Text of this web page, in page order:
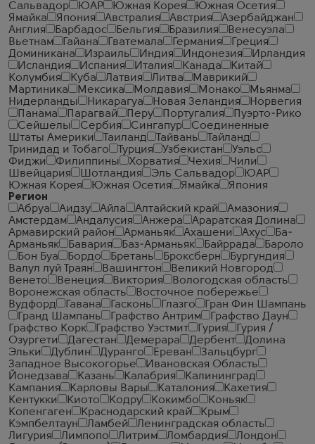
Сальвадор
ЮАР Южная Корея
Южная Осетия
Ямайка
Япония Австралия Австрия
Азербайджан
Англия
Барбадос Бельгия Бразилия
Венесуэла
Вьетнам
Гайана Гватемала Германия
Греция
Доминикана
Израиль Индия Индонезия
Ирландия
Исландия
Испания Италия Канада
Китай
Колумбия
Куба Латвия Литва
Маврикий
Мартиника
Мексика Молдавия Монако
Мьянма
Нидерланды
Никарагуа Новая Зеландия
Норвегия
Панама
Парагвай Перу Португалия
Пуэрто-Рико
Сейшелы
Сербия Сингапур
Соединенные
Штаты Америки
Таиланд Тайвань
Тайланд
Тринидад и Тобаго
Турция Узбекистан
Уэльс
Фиджи
Филиппины Хорватия Чехия
Чили
Швейцария
Шотландия Эль Сальвадор
ЮАР
Южная Корея
Южная Осетия Ямайка
Япония
Регион
Абруа
Аидзу Айла Алтайский край
Амазония
Амстердам
Андалусия Анжера
Араратская Долина
Армавирский район
Арманьяк Ахашени Ахус
Ба-
Арманьяк
Бавария Баз-Арманьяк Байррада
Бароло
Бон Буа
Бордо Бретань Броксберн
Бургундия
Валул луй Траян
Вашингтон
Великий Новгород
Венето
Венеция Виктория
Вологодская область
Воронежская область
Восточное побережье
Вудфорд
Гавана Гасконь Глазго
Гран Фин Шампань
Гранд Шампань
Графство Антрим
Графство Даун
Графство Корк
Графство Уэстмит Гурия
Гурия /
Озургети
Дагестан Демерара Дербент
Долина
Эльки
Дублин Дуранго Ереван
Зальцбург
Западное Высокогорье
Ивановская Область
Йонедзава
Казань Калабрия
Калининград
Кампания
Карловы Вары Каталония
Кахетия
Кентукки
Киото Кодру Кокимбо
Коньяк
Копенгаген
Краснодарский край
Крым
Кэмпбелтаун
Ламбей
Ленинградская область
Лигурия
Лимпопо Литрим Ломбардия
Лондон